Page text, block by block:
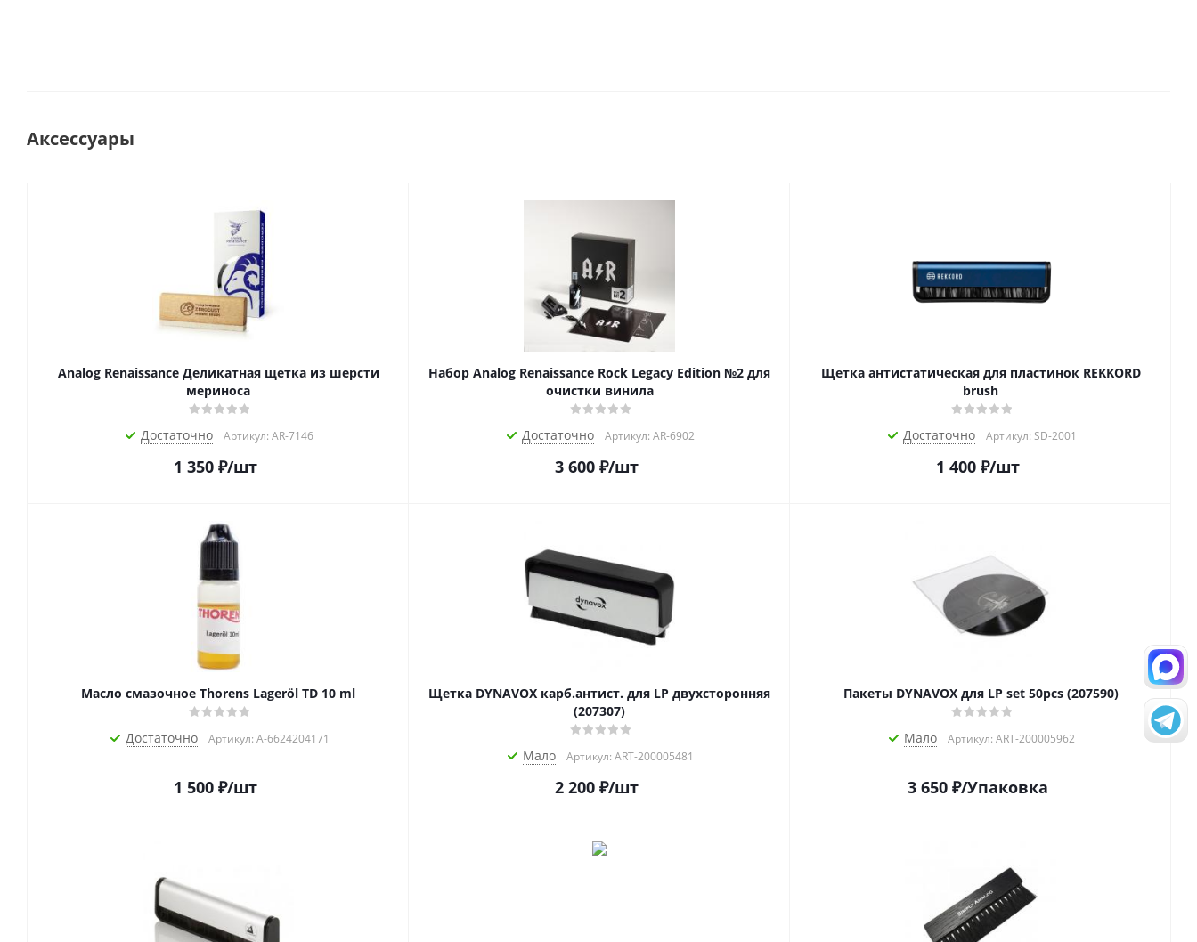
Аксессуары
Analog Renaissance Деликатная щетка из шерсти
мериноса
Достаточно Артикул: AR-7146
1 350₽/шт
Набор Analog Renaissance Rock Legacy Edition №2 для
очистки винила
Достаточно Артикул: AR-6902
3 600₽/шт
Щетка антистатическая для пластинок REKKORD
brush
Достаточно Артикул: SD-2001
1 400₽/шт
Масло смазочное Thorens Lageröl TD 10 ml
Достаточно Артикул: A-6624204171
1 500₽/шт
Щетка DYNAVOX карб.антист. для LP двухсторонняя
(207307)
Мало Артикул: ART-200005481
2 200₽/шт
Пакеты DYNAVOX для LP set 50pcs (207590)
Мало Артикул: ART-200005962
3 650₽/Упаковка